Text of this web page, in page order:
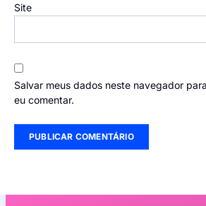
Site
Salvar meus dados neste navegador
eu comentar.